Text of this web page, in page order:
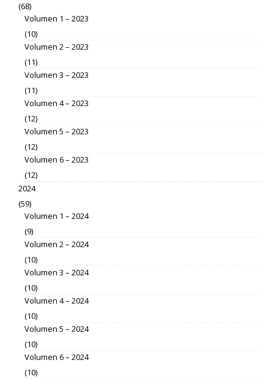
(68)
Volumen 1 – 2023
(10)
Volumen 2 – 2023
(11)
Volumen 3 – 2023
(11)
Volumen 4 – 2023
(12)
Volumen 5 – 2023
(12)
Volumen 6 – 2023
(12)
2024
(59)
Volumen 1 – 2024
(9)
Volumen 2 – 2024
(10)
Volumen 3 – 2024
(10)
Volumen 4 – 2024
(10)
Volumen 5 – 2024
(10)
Volumen 6 – 2024
(10)